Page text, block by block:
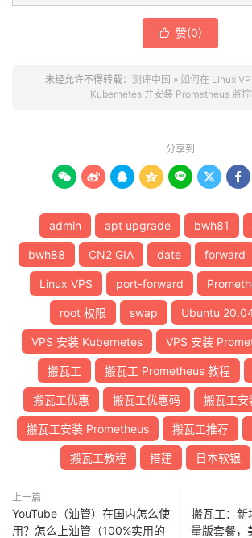
 赞(0)
未经允许不得转载： 测评中国 » 如何在 Linux
Kubernetes 并安装 Prometheus 监
分享到
      
admin apt upgrade bwh81
bwh88 CN2 GIA date forward
Linux VPS port-forward
root 权限 swap Ubuntu
VPS 安装 Kubernetes VPS 安装
搬瓦工 搬瓦工 Prometheus 教程
搬瓦工优惠 搬瓦工优惠码 搬瓦工
搬瓦工安装 Prometheus 搬瓦工推荐
搬瓦工教程 搭建 日本软银
上一篇
YouTube（油管）在国内怎么使
用？怎么上油管（100%实用的
搬瓦工：新
量版套餐，